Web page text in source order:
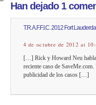
Han dejado 1
T.R.A.F.F.I.C. 2012 Fort
4 de octubre de 2012 at
[…] Rick y Howard Neu
reciente caso de
publicidad de los casos […]